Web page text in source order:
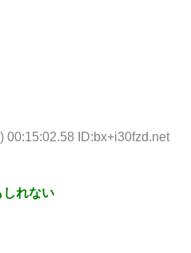
00:15:02.58 ID:bx+i30fzd.net
しれない